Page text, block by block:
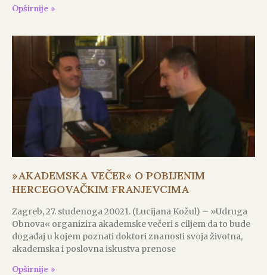
Opširnije »
»AKADEMSKA VEČER« O POBIJENIM
HERCEGOVAČKIM FRANJEVCIMA
Zagreb, 27. studenoga 20021. (Lucijana Kožul) – »Udruga
Obnova« organizira akademske večeri s ciljem da to bude
događaj u kojem poznati doktori znanosti svoja životna,
akademska i poslovna iskustva prenose
Opširnije »